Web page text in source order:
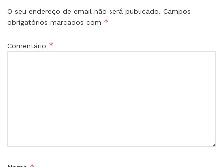
O seu endereço de email não será publicado. Campos
obrigatórios marcados com *
Comentário *